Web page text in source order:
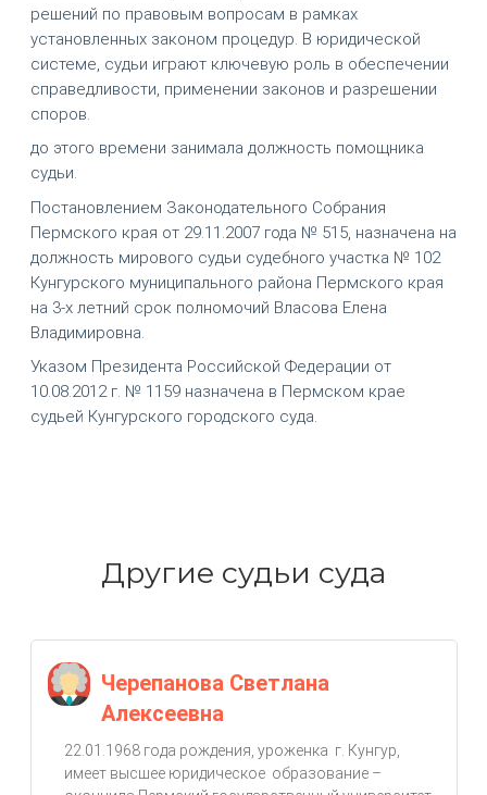
решений по правовым вопросам в рамках
установленных законом процедур. В юридической
системе, судьи играют ключевую роль в обеспечении
справедливости, применении законов и разрешении
споров.
до этого времени занимала должность помощника
судьи.
Постановлением Законодательного Собрания
Пермского края от 29.11.2007 года № 515, назначена на
должность мирового судьи судебного участка № 102
Кунгурского муниципального района Пермского края
на 3-х летний срок полномочий Власова Елена
Владимировна.
Указом Президента Российской Федерации от
10.08.2012 г. № 1159 назначена в Пермском крае
судьей Кунгурского городского суда.
Другие судьи суда
Черепанова Светлана
Алексеевна
22.01.1968 года рождения, уроженка г. Кунгур,
имеет высшее юридическое образование –